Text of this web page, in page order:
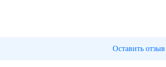
Оставить отзыв